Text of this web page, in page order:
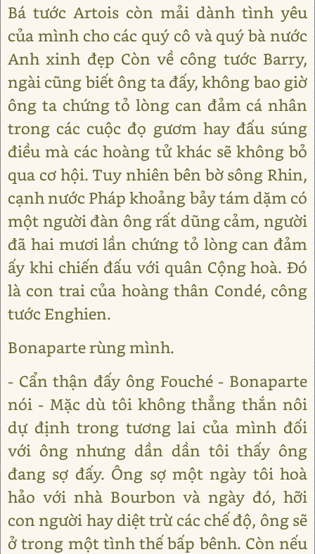
Bá tước Artois còn mải dành tình yêu
của mình cho các quý cô và quý bà nước
Anh xinh đẹp Còn về công tước Barry,
ngài cũng biết ông ta đấy, không bao giờ
ông ta chứng tỏ lòng can đảm cá nhân
trong các cuộc đọ gươm hay đấu súng
điều mà các hoàng tử khác sẽ không bỏ
qua cơ hội. Tuy nhiên bên bờ sông Rhin,
cạnh nước Pháp khoảng bảy tám dặm có
một người đàn ông rất dũng cảm, người
đã hai mươi lần chứng tỏ lòng can đảm
ấy khi chiến đấu với quân Cộng hoà. Đó
là con trai của hoàng thân Condé, công
tước Enghien.
Bonaparte rùng mình.
- Cẩn thận đấy ông Fouché - Bonaparte
nói - Mặc dù tôi không thẳng thắn nôi
dự định trong tương lai của mình đối
với ông nhưng dần dần tôi thấy ông
đang sợ đấy. Ông sợ một ngày tôi hoà
hảo với nhà Bourbon và ngày đó, hỡi
con người hay diệt trừ các chế độ, ông sẽ
ở trong một tình thế bấp bênh. Còn nếu